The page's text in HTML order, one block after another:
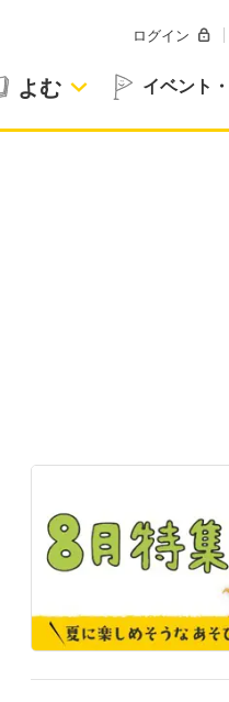
よむ イベント
ログイン